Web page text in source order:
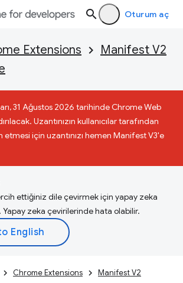
Oturum aç
Extensions
Manifest V2
31 Ağustos 2026 tarihinde Chrome Web
Uzantınızın kullanıcılar tarafından
etmesi için uzantınızı hemen Manifest V3'e
ettiğiniz dile çevirmek için yapay zeka
Yapay zeka çevirilerinde hata olabilir.
Chrome Extensions
Manifest V2